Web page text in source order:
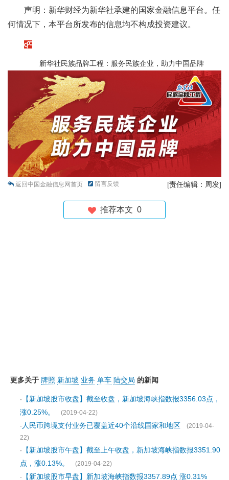
声明：新华财经为新华社承建的国家金融信息平台。任
何情况下，本平台所发布的信息均不构成投资建议。
新华社民族品牌工程：服务民族企业，助力中国品牌
返回中国金融信息网首页 留言反馈 [责任编辑：周发]
推荐本文 0
更多关于 牌照 新加坡 业务 单车 陆交局 的新闻
·
【新加坡股市收盘】截至收盘，新加坡海峡指数报3356.03点，
涨0.25%。
(2019-04-22)
· 人民币跨境支付业务已覆盖近40个沿线国家和地区
(2019-04-
22)
·
【新加坡股市午盘】截至上午收盘，新加坡海峡指数报3351.90
点，涨0.13%。
(2019-04-22)
·
【新加坡股市早盘】新加坡海峡指数报3357.89点 涨0.31%